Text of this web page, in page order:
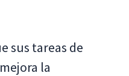
sus tareas de
la